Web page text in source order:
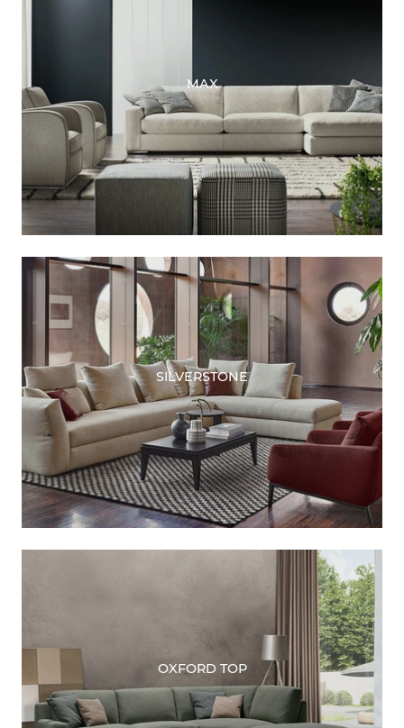
MAX
SILVERSTONE
OXFORD TOP